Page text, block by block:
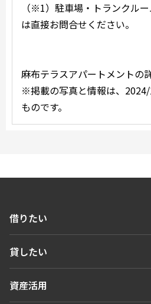
（※1）駐車場・トランクル
は直接お問合せください。
麻布テラスアパートメントの
※掲載の写真と情報は、
ものです。
借りたい
人気エリアから探す
貸したい
お問い合わせ
資産活用